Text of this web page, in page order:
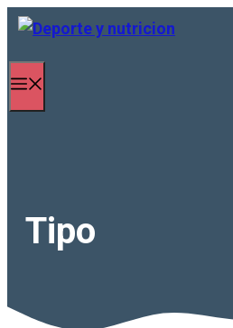
Saltar al contenido
Tipo